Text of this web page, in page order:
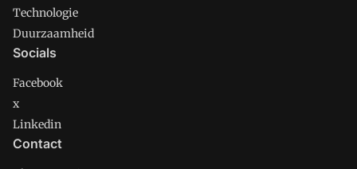
Technologie
Duurzaamheid
Socials
Facebook
x
Linkedin
Contact